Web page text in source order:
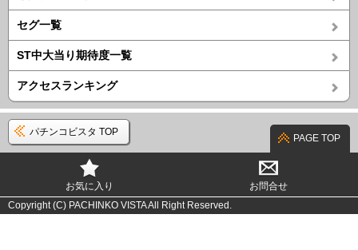
セグ一覧
ST中大当り期待度一覧
アクセスランキング
パチンコビスタ TOP
PAGE TOP
お気に入り
お問合せ
Copyright (C) PACHINKO VISTA All Right Reserved.